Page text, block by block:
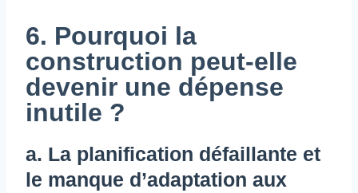
6. Pourquoi la
construction peut-elle
devenir une dépense
inutile ?
a. La planification défaillante et
le manque d’adaptation aux